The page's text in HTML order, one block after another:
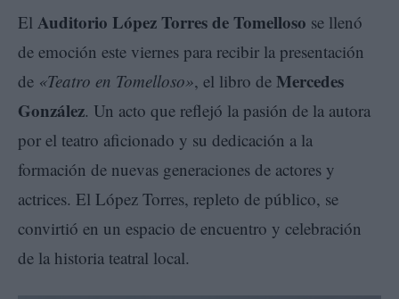
El Auditorio López Torres de Tomelloso se llenó
de emoción este viernes para recibir la presentación
de «Teatro en Tomelloso», el libro de Mercedes
González. Un acto que reflejó la pasión de la autora
por el teatro aficionado y su dedicación a la
formación de nuevas generaciones de actores y
actrices. El López Torres, repleto de público, se
convirtió en un espacio de encuentro y celebración
de la historia teatral local.